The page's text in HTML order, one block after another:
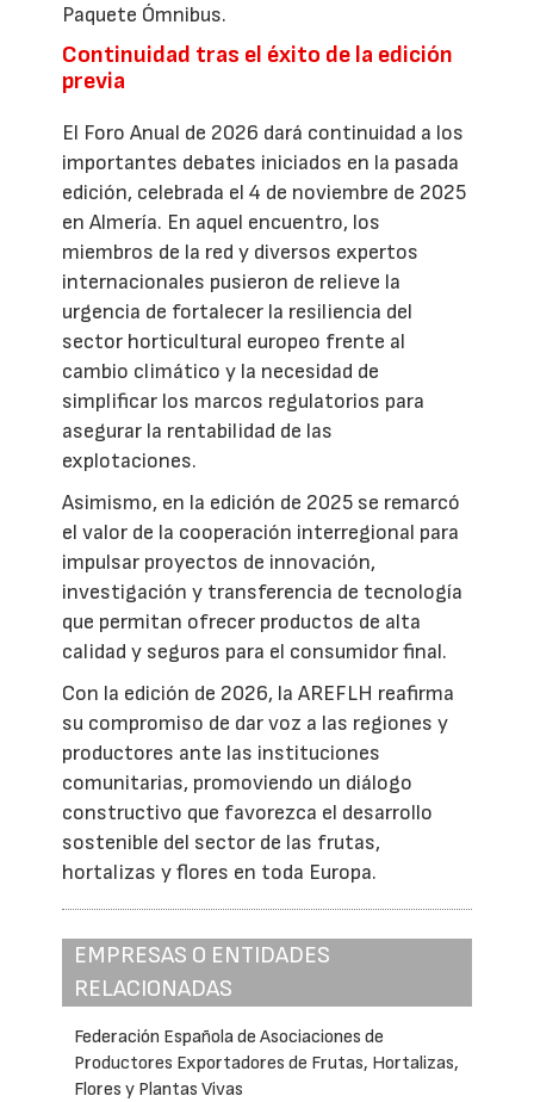
Paquete Ómnibus.
Continuidad tras el éxito de la edición
previa
El Foro Anual de 2026 dará continuidad a los
importantes debates iniciados en la pasada
edición, celebrada el 4 de noviembre de 2025
en Almería. En aquel encuentro, los
miembros de la red y diversos expertos
internacionales pusieron de relieve la
urgencia de fortalecer la resiliencia del
sector horticultural europeo frente al
cambio climático y la necesidad de
simplificar los marcos regulatorios para
asegurar la rentabilidad de las
explotaciones.
Asimismo, en la edición de 2025 se remarcó
el valor de la cooperación interregional para
impulsar proyectos de innovación,
investigación y transferencia de tecnología
que permitan ofrecer productos de alta
calidad y seguros para el consumidor final.
Con la edición de 2026, la AREFLH reafirma
su compromiso de dar voz a las regiones y
productores ante las instituciones
comunitarias, promoviendo un diálogo
constructivo que favorezca el desarrollo
sostenible del sector de las frutas,
hortalizas y flores en toda Europa.
EMPRESAS O ENTIDADES
RELACIONADAS
Federación Española de Asociaciones de
Productores Exportadores de Frutas, Hortalizas,
Flores y Plantas Vivas